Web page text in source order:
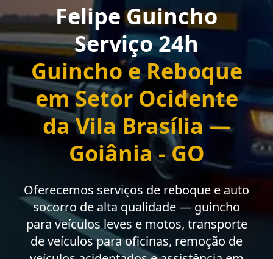
Felipe Guincho
Serviço 24h
Guincho e Reboque
em Setor Ocidente
da Vila Brasília —
Goiânia - GO
Oferecemos serviços de reboque e auto
socorro de alta qualidade — guincho
para veículos leves e motos, transporte
de veículos para oficinas, remoção de